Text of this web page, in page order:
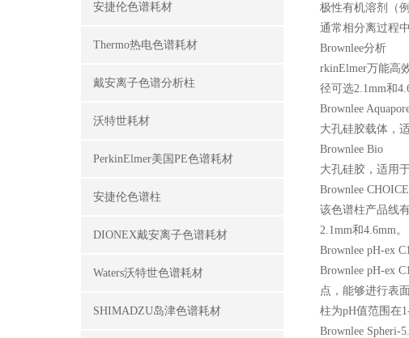
安捷伦色谱耗材
Thermo热电色谱耗材
戴安离子色谱分析柱
沃特世耗材
PerkinElmer美国PE色谱耗材
安捷伦色谱柱
DIONEX戴安离子色谱耗材
Waters沃特世色谱耗材
SHIMADZU岛津色谱耗材
极性有机溶剂（
通常相分离过程
Brownlee分析
rkinElmer万能高
径可选2.1mm和
Brownlee
大孔硅胶载体，
Brownlee Bio
大孔硅胶，适用
Brownlee
该色谱柱产品线
2.1mm和4.6mm。
Brownlee pH-ex
Brownlee pH-ex
点，能够进行表
柱为pH值范围在
Brownlee Spheri-5.